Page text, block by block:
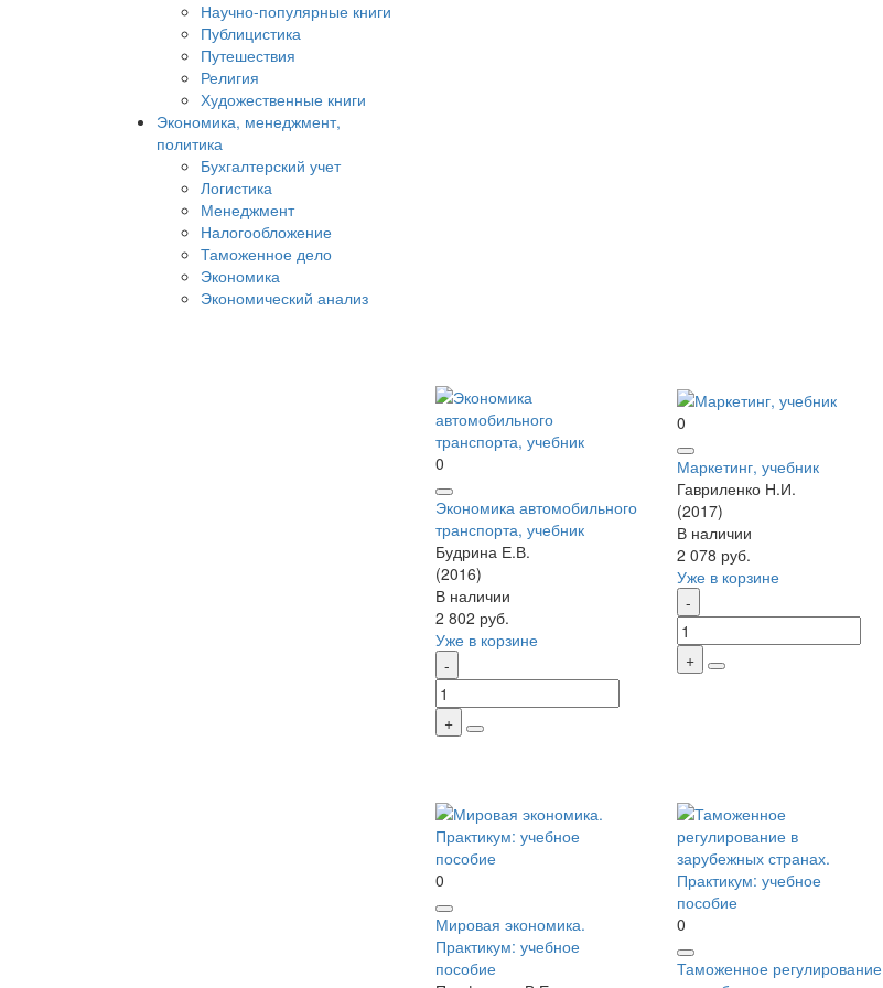
Научно-популярные книги
Публицистика
Путешествия
Религия
Художественные книги
Экономика, менеджмент,
политика
Бухгалтерский учет
Логистика
Менеджмент
Налогообложение
Таможенное дело
Экономика
Экономический анализ
0
Экономика автомобильного
транспорта, учебник
Будрина Е.В.
(2016)
В наличии
2 802 руб.
Уже в корзине
0
Маркетинг, учебник
Гавриленко Н.И.
(2017)
В наличии
2 078 руб.
Уже в корзине
0
Мировая экономика.
Практикум: учебное
пособие
0
Таможенное регулирование